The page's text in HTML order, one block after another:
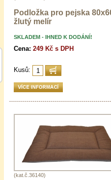
Podložka pro pejska
žlutý melír
SKLADEM - IHNED K DODÁNÍ!
Cena: 249 Kč s DPH
Kusů:
(kat.č.36140)